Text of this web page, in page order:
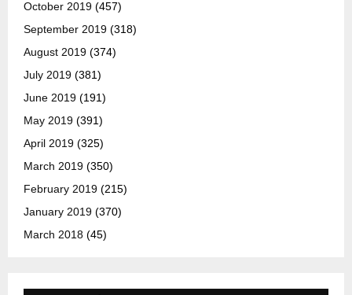
October 2019 (457)
September 2019 (318)
August 2019 (374)
July 2019 (381)
June 2019 (191)
May 2019 (391)
April 2019 (325)
March 2019 (350)
February 2019 (215)
January 2019 (370)
March 2018 (45)